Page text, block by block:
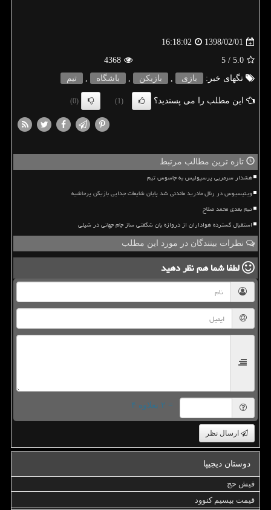
1398/02/01
16:18:02
5.0
/ 5
4368
تگهای خبر:
بازی , بازیكن , باشگاه , تیم
این مطلب را می پسندید؟ (1)
(0)
تازه ترین مطالب مرتبط
هشدار سرمربی پرسپولیس به جاسوس تیم
وینیسیوس در رئال مادرید ماندنی شد پایان شایعات جدایی بازیکن پرحاشیه
تیم بعدی محمد صلاح
استقبال گسترده هواداران از دروازه بان شگفتی ساز جام جهانی در شیلی
نظرات بینندگان در مورد این مطلب
لطفا شما همنظر دهید
= ۲ بعلاوه ۴
ارسال نظر
دوستان دیجیپا
فیش حج
قیمت بیسیم کنوود